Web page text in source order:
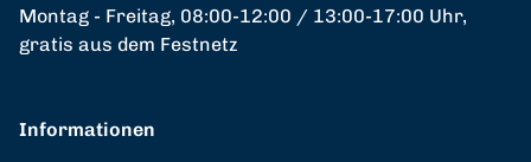
Montag - Freitag, 08:00-12:00 / 13:00-17:00 Uhr,
gratis aus dem Festnetz
Informationen